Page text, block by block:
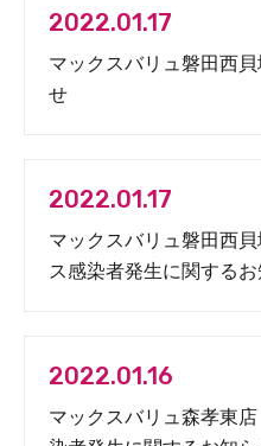
2022.01.17
マックスバリュ磐田西
せ
2022.01.17
マックスバリュ磐田西
ス感染者発生に関する
2022.01.16
マックスバリュ森孝東